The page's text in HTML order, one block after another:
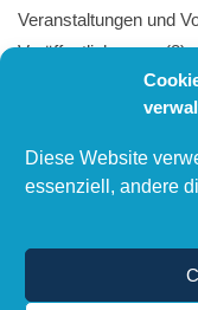
Diese Website
essenziell, andere
Veranstaltungen und
Veröffentlichungen(8)
(27)
PUBLIKATIONEN